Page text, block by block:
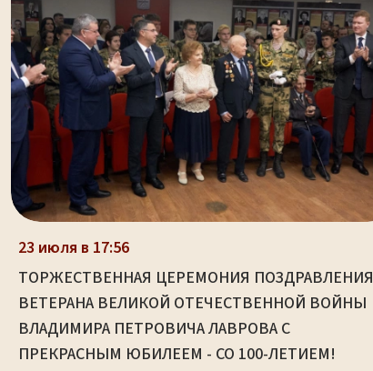
23 июля в 17:56
ТОРЖЕСТВЕННАЯ ЦЕРЕМОНИЯ ПОЗДРАВЛЕНИЯ
ВЕТЕРАНА ВЕЛИКОЙ ОТЕЧЕСТВЕННОЙ ВОЙНЫ
ВЛАДИМИРА ПЕТРОВИЧА ЛАВРОВА С
ПРЕКРАСНЫМ ЮБИЛЕЕМ - СО 100-ЛЕТИЕМ!